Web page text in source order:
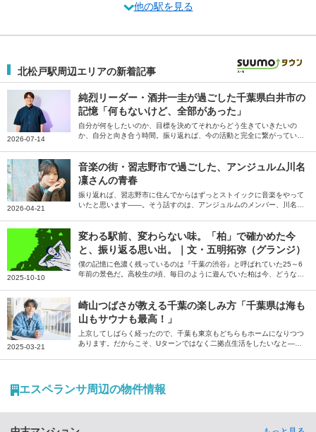
他の駅を見る
北松戸駅周辺エリアの新着記事
2026-07-14
純烈リーダー・酒井一圭が過ごした千葉県白井市の
記憶「何もないけど、全部があった」
自分が何をしたいのか、目標を決めてそれからどう生きていきたいの
か、自分と向き合う時間。振り返れば、今の活動と完全に繋がっていま
2026-04-21
音楽の街・習志野市で過ごした、アンジュルム川名
凜さんの青春
振り返れば、習志野市に住んでからはずっとストイックに音楽をやって
いたと思います――。そう話すのは、アンジュルムのメンバー、川名凜
2025-10-10
変わる駅前、変わらない味。「柏」で確かめた今
と、振り返る思い出。｜文・五明拓弥（グランジ）
僕の記憶に色濃く残っているのは『千葉の渋谷』と呼ばれていた25～6
年前の景色だ。高校生の頃、毎日のように遊んでいた柏は今、どうなっ
らないものについて綴っていただきました。
2025-03-21
崎山つばさが教える千葉の楽しみ方「千葉県は海も
山もサウナも最高！」
上京してしばらく経ったので、千葉も東京もどちらもホームになりつつ
あります。だからこそ、Uターンではなく二拠点生活をしたいなと―
エスペランサ周辺の物件情報